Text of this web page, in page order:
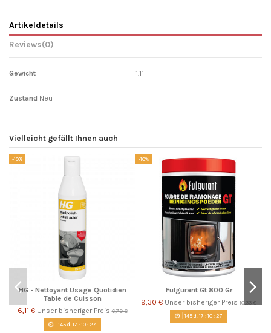
Artikeldetails
Reviews(0)
Gewicht 1.11
Zustand Neu
Vielleicht gefällt Ihnen auch
-10%
HG - Nettoyant Usage Quotidien
Table de Cuisson
6,11 € Unser bisheriger Preis6,79 €
145d. 17 :10:27
-10%
Fulgurant Gt 800 Gr
9,30 € Unser bisheriger Preis 10,33 €
145d. 17 :10:27